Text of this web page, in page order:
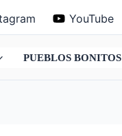
YouTube
PUEBLOS BONITOS